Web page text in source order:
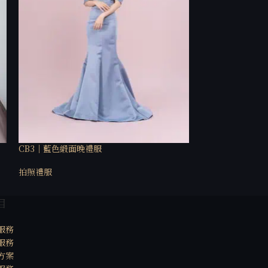
CB3｜藍色緞面晚禮服
拍照禮服
務
務
案